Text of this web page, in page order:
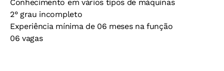
Conhecimento em vários tipos de máquinas
2° grau incompleto
Experiência mínima de 06 meses na função
06 vagas